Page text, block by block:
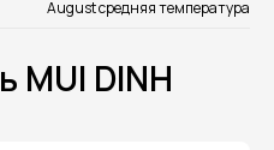
August средняя температура
MUI DINH